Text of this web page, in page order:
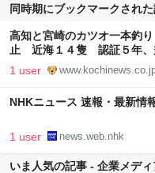
同時期にブックマークされ
高知と宮崎のカツオ一本釣
止 近海１４隻 認証５年、
1 user
NHKニュース 速報・最新情
1 user news.web.nhk
いま人気の記事 - 企業メディ